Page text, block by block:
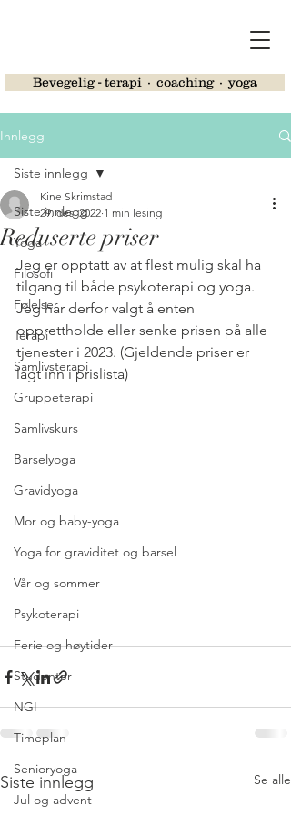
Bevegelig - terapi ∙ coaching ∙ yoga
Innlegg
Siste innlegg
Yoga
Filosofi
Følelser
Terapi
Samlivsterapi
Gruppeterapi
Samlivskurs
Barselyoga
Gravidyoga
Mor og baby-yoga
Yoga for graviditet og barsel
Vår og sommer
Psykoterapi
Ferie og høytider
Studenter
NGI
Timeplan
Senioryoga
Jul og advent
Siste innlegg
Reduserte priser
Kine Skrimstad
29. des. 2022 1 min lesing
Jeg er opptatt av at flest mulig skal ha
tilgang til både psykoterapi og yoga.
Jeg har derfor valgt å enten
opprettholde eller senke prisen på alle
tjenester i 2023. (Gjeldende priser er
lagt inn i prislista)
Siste innlegg Se alle